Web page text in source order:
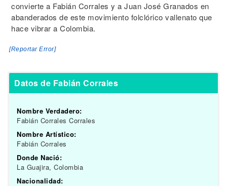
convierte a Fabián Corrales y a Juan José Granados en
abanderados de este movimiento folclórico vallenato que
hace vibrar a Colombia.
[Reportar Error]
Datos de Fabián Corrales
Nombre Verdadero:
Fabián Corrales Corrales
Nombre Artístico:
Fabián Corrales
Donde Nació:
La Guajira, Colombia
Nacionalidad: